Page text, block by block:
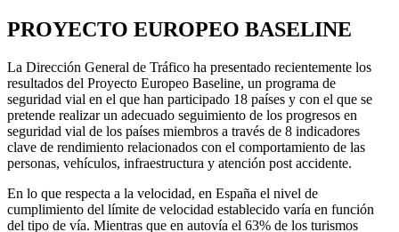
PROYECTO EUROPEO BASELINE
La Dirección General de Tráfico ha presentado recientemente los
resultados del Proyecto Europeo Baseline, un programa de
seguridad vial en el que han participado 18 países y con el que se
pretende realizar un adecuado seguimiento de los progresos en
seguridad vial de los países miembros a través de 8 indicadores
clave de rendimiento relacionados con el comportamiento de las
personas, vehículos, infraestructura y atención post accidente.
En lo que respecta a la velocidad, en España el nivel de
cumplimiento del límite de velocidad establecido varía en función
del tipo de vía. Mientras que en autovía el 63% de los turismos